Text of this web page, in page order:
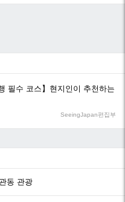
필수 코스】현지인이 추천하는
SeeingJapan편집부
관동 관광